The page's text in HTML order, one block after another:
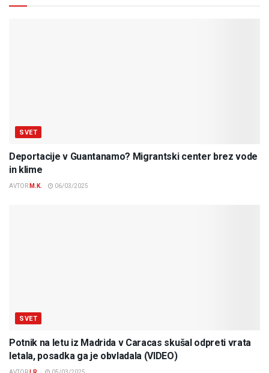
SVET
Deportacije v Guantanamo? Migrantski center brez vode
in klime
AVTOR M.K. 06/03/2025
SVET
Potnik na letu iz Madrida v Caracas skušal odpreti vrata
letala, posadka ga je obvladala (VIDEO)